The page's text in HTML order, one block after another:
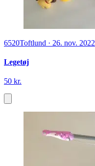
6520Toftlund · 26. nov. 2022
Legetøj
50 kr.